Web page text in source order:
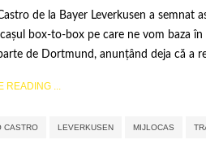
de la Bayer Leverkusen a semnat
box-to-box pe care ne vom baza
de Dortmund, anunțând deja că a
READING ...
CASTRO LEVERKUSEN MIJLOCAS